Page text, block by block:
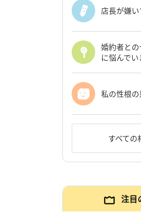
店長が嫌
婚約者と
に悩んでい
私の性根の
すべての
注目